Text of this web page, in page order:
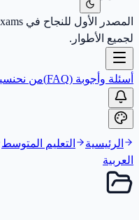
لجميع الأطوار.
أسئلة وأجوبة (FAQ) من نحن
الرئيسية التعليم المتوسط
العربية